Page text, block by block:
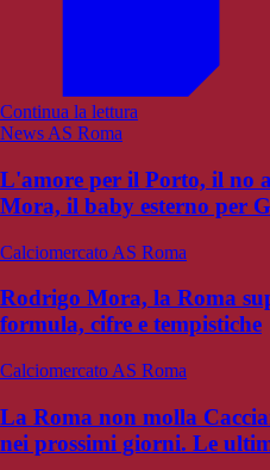
Continua la lettura
News AS Roma
L'amore per il Porto, il no
Mora, il baby esterno per
Calciomercato AS Roma
Rodrigo Mora, la Roma
formula, cifre e tempistiche
Calciomercato AS Roma
La Roma non molla
nei prossimi giorni. Le